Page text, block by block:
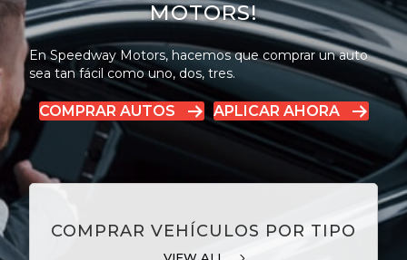
MOTORS!
En Speedway Motors, hacemos que comprar un auto
sea tan fácil como uno, dos, tres.
COMPRAR AUTOS APLICAR AHORA
COMPRAR VEHÍCULOS POR TIPO
VIEW ALL